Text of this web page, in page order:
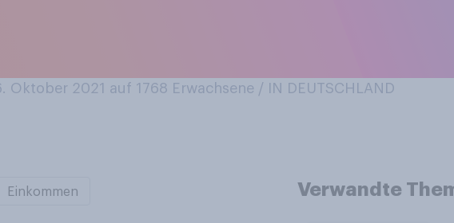
Oktober 2021 auf 1768 Erwachsene / IN DEUTSCHLAND
Einkommen Verwandte